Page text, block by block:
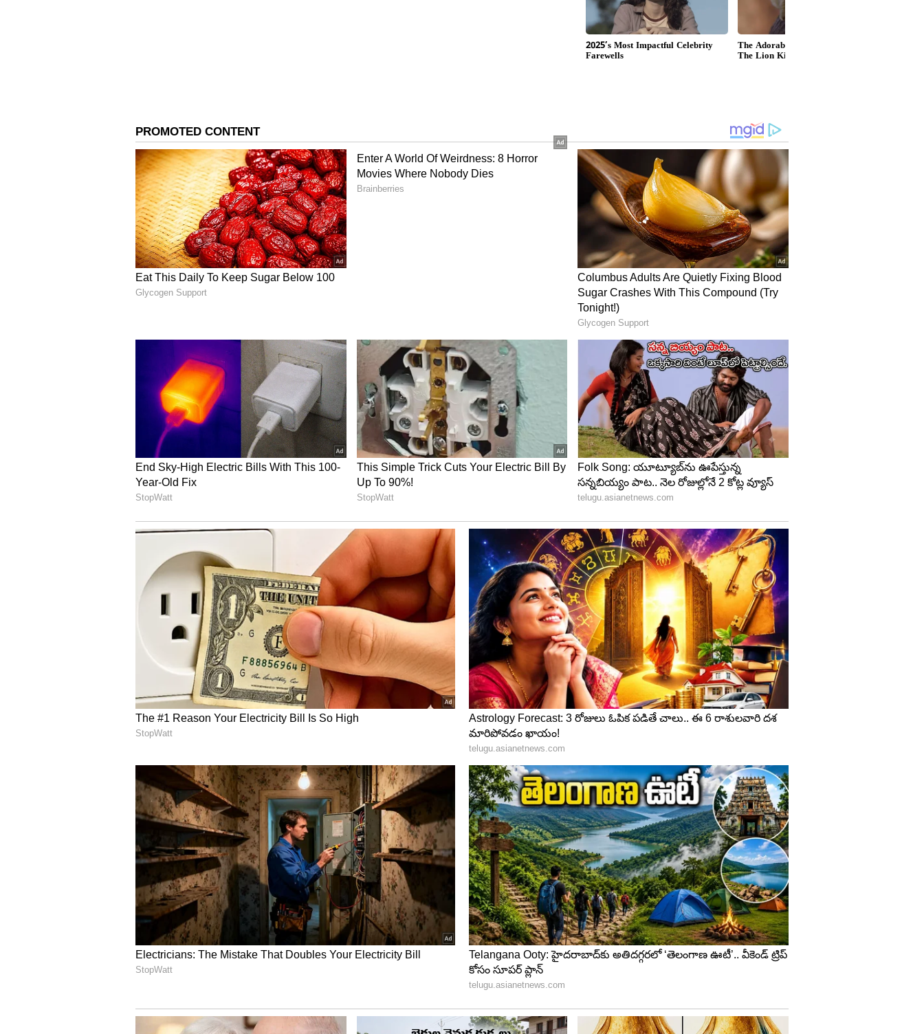
మునుగోడు అసెంబ్లీ నియోజకవర్గంలో మాజీఎంపీ వివేక్ వెంకటస్వామి నేతృత్వంలో స్టీరింగ్ కమిటీని
ఏర్పాటు చేసింది బీజేపీ. మరో వైపు బీజేపీ తెలంగాణ సంస్థాగత వ్యవహరాల ఇంచార్జీ సునీల్ భన్సాల్
మునుగోడు పై సమీక్షించారు. పార్టీ తెలంగాణ ఇంచార్జీ తరుణ్ చుగ్ కూడ రాష్ట్రంలో మకాం వేశారు.
also read:మునుగోడు బైపోల్ 2022: చండూరులో రేపు లెఫ్ట్ పార్టీల సభ
మునుగోడు అసెంబ్లీ స్థానం నుండి కాంగ్రెస్ పార్టీ అభ్యర్ధిగా కోమటిరెడ్డి రాజగోపాల్ రెడ్డి 2018 లో విజయం
సాధించారు. ఈ ఏడాది ఆగస్టు 4 వ తేదీన కోమటిరెడ్డి రాజగోపాల్ రెడ్డి కాంగ్రెస్ పార్టీకి రాజీనామా చేశారు.
ఈ ఏడాది ఆగస్టు 21న కోమటిరెడ్డి రాజగోపాల్ రెడ్డి బీజేపీలో చేరారు.